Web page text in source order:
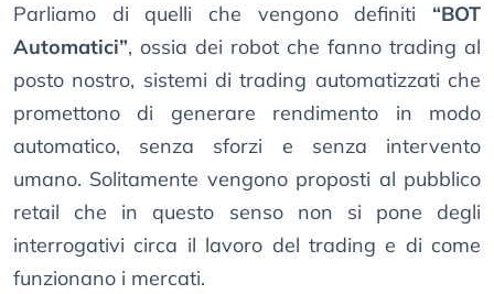
Parliamo di quelli che vengono definiti “BOT
Automatici”, ossia dei robot che fanno trading al
posto nostro, sistemi di trading automatizzati che
promettono di generare rendimento in modo
automatico, senza sforzi e senza intervento
umano. Solitamente vengono proposti al pubblico
retail che in questo senso non si pone degli
interrogativi circa il lavoro del trading e di come
funzionano i mercati.